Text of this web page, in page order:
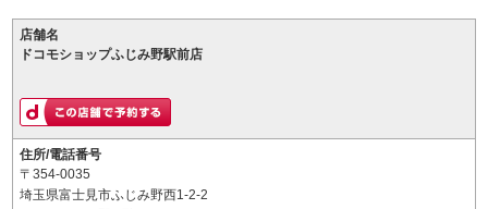
店舗名
ドコモショップふじみ野駅前店
住所/電話番号
〒354-0035
埼玉県富士見市ふじみ野西1-2-2